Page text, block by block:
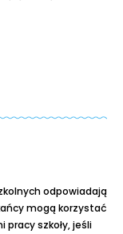
odpowiadają
mogą korzystać
pracy szkoły, jeśli